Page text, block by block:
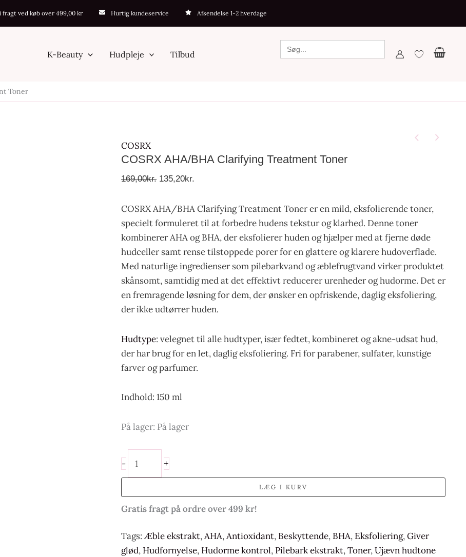
fragt ved køb over 499,00 kr Hurtig kundeservice Afsendelse 1-2 hverdage
K-Beauty Hudpleje Tilbud
Toner
COSRX
COSRX AHA/BHA Clarifying Treatment Toner
169,00kr.
var:
135,20kr.
COSRX AHA/BHA Clarifying Treatment Toner er en mild, eksfolierende toner,
specielt formuleret til at forbedre hudens tekstur og klarhed. Denne toner
kombinerer AHA og BHA, der eksfolierer huden og hjælper med at fjerne døde
hudceller samt rense tilstoppede porer for en glattere og klarere hudoverflade.
Med naturlige ingredienser som pilebarkvand og æblefrugtvand virker produktet
skånsomt, samtidig med at det effektivt reducerer urenheder og hudorme. Det er
en fremragende løsning for dem, der ønsker en opfriskende, daglig eksfoliering,
der ikke udtørrer huden.
Hudtype: velegnet til alle hudtyper, især fedtet, kombineret og akne-udsat hud,
der har brug for en let, daglig eksfoliering. Fri for parabener, sulfater, kunstige
farver og parfumer.
Indhold: 150 ml
På lager: På lager
-
AHA/BHA
Treatment
+
LÆG I KURV
Gratis fragt på ordre over 499 kr!
Tags:Æble ekstrakt,AHA,Antioxidant, Beskyttende, BHA, Eksfoliering,Giver
glød, Hudfornyelse, Hudorme kontrol, Pilebark ekstrakt,Toner,Ujævn hudtone